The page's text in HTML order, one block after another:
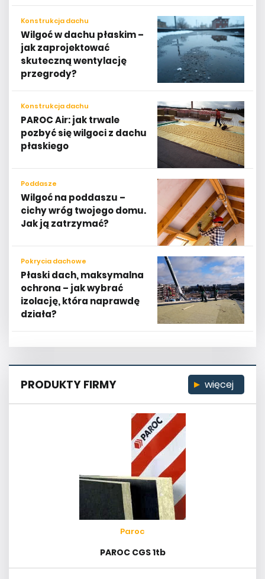
Konstrukcja dachu
Wilgoć w dachu płaskim –
jak zaprojektować
skuteczną wentylację
przegrody?
Konstrukcja dachu
PAROC Air: jak trwale
pozbyć się wilgoci z dachu
płaskiego
Poddasze
Wilgoć na poddaszu –
cichy wróg twojego domu.
Jak ją zatrzymać?
Pokrycia dachowe
Płaski dach, maksymalna
ochrona – jak wybrać
izolację, która naprawdę
działa?
PRODUKTY FIRMY więcej
Paroc
PAROC CGS 1tb